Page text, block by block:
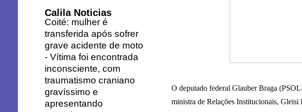
O deputado federal Glauber Braga
ministra de Relações Institucionais,
Calila Noticias
Coité: mulher é
transferida após sofrer
grave acidente de moto
- Vítima foi encontrada
inconsciente, com
traumatismo craniano
gravíssimo e
apresentando